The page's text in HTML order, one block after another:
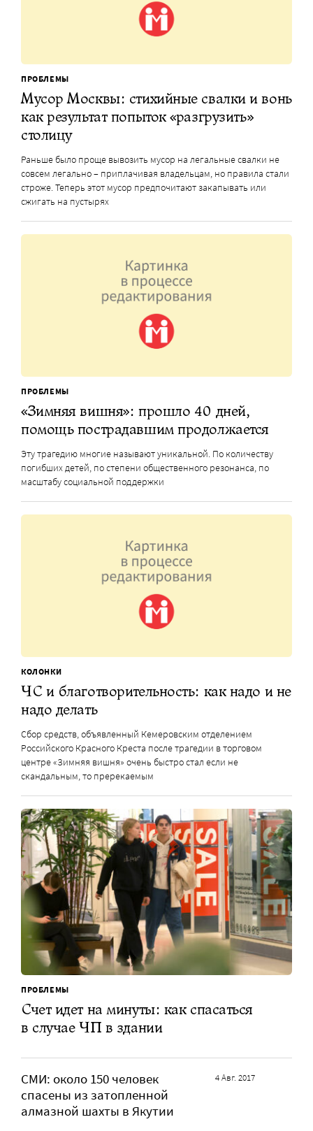
ПРОБЛЕМЫ
Мусор Москвы: стихийные свалки и вонь
как результат попыток «разгрузить»
столицу
Раньше было проще вывозить мусор на легальные свалки не
совсем легально – приплачивая владельцам, но правила стали
строже. Теперь этот мусор предпочитают закапывать или
сжигать на пустырях
ПРОБЛЕМЫ
«Зимняя вишня»: прошло 40 дней,
помощь пострадавшим продолжается
Эту трагедию многие называют уникальной. По количеству
погибших детей, по степени общественного резонанса, по
масштабу социальной поддержки
КОЛОНКИ
ЧС и благотворительность: как надо и не
надо делать
Сбор средств, объявленный Кемеровским отделением
Российского Красного Креста после трагедии в торговом
центре «Зимняя вишня» очень быстро стал если не
скандальным, то пререкаемым
ПРОБЛЕМЫ
Счет идет на минуты: как спасаться
в случае ЧП в здании
СМИ: около 150 человек
спасены из затопленной
алмазной шахты в Якутии
4 Авг. 2017